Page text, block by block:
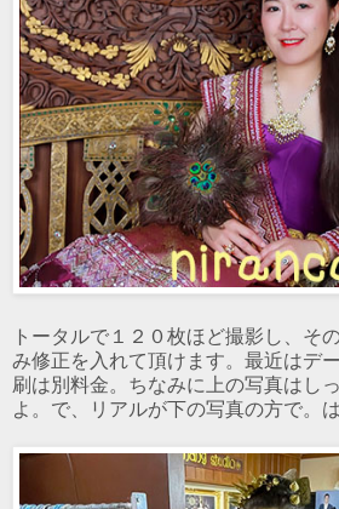
トータルで１２０枚ほど撮影し、そ
み修正を入れて頂けます。最近はデ
刷は別料金。ちなみに上の写真はし
よ。で、リアルが下の写真の方で。は